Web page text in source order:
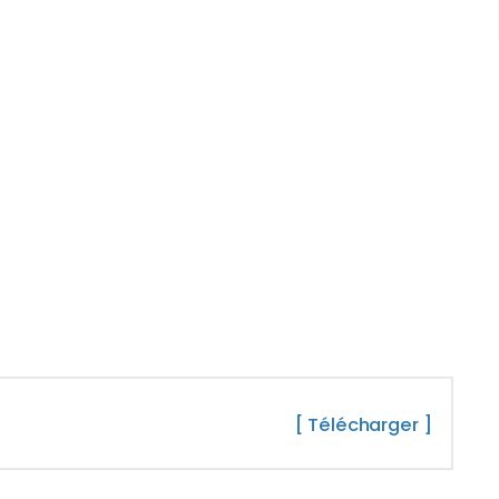
[ Télécharger ]